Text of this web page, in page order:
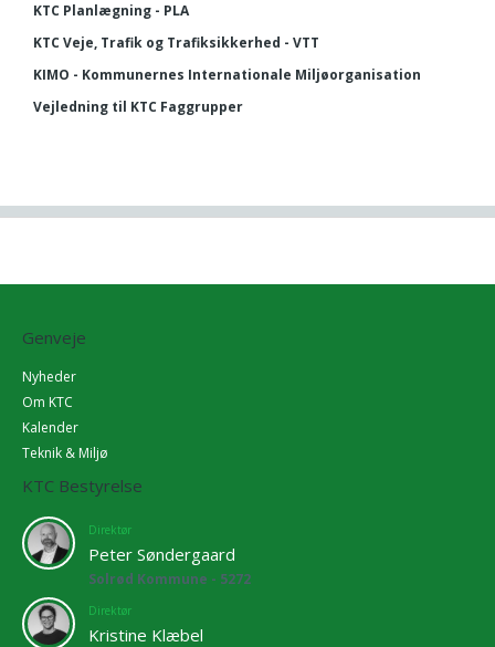
KTC Planlægning - PLA
KTC Veje, Trafik og Trafiksikkerhed - VTT
KIMO - Kommunernes Internationale Miljøorganisation
Vejledning til KTC Faggrupper
Genveje
Nyheder
Om KTC
Kalender
Teknik & Miljø
KTC Bestyrelse
Direktør
Peter Søndergaard
Solrød Kommune - 5272
Direktør
Kristine Klæbel